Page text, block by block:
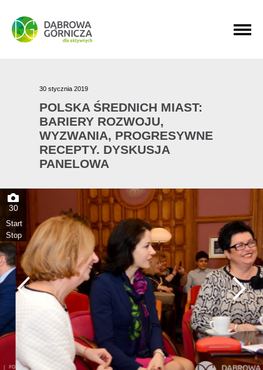
PRZEJDŹ DO MENU GŁÓWNEGO
PRZEJDŹ DO WYSZUKIWARKI
PRZEJDŹ DO TREŚCI
30 stycznia 2019
POLSKA ŚREDNICH MIAST:
BARIERY ROZWOJU,
WYZWANIA, PROGRESYWNE
RECEPTY. DYSKUSJA
PANELOWA
30
Start
Stop